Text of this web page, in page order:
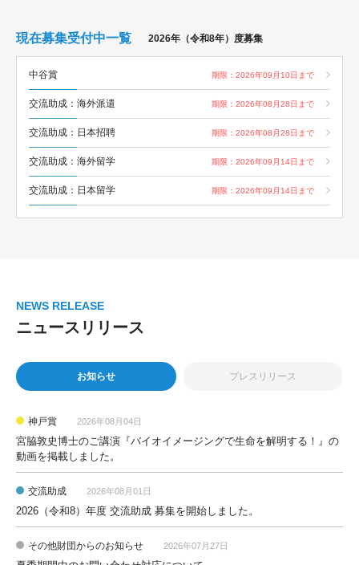
現在募集受付中一覧 2026年（令和8年）度募集
現在、募集中の助成はありません。
中谷賞 期限：2026年09月10日まで
交流助成：海外派遣 期限：2026年08月28日まで
交流助成：日本招聘 期限：2026年08月28日まで
交流助成：海外留学 期限：2026年09月14日まで
交流助成：日本留学 期限：2026年09月14日まで
NEWS RELEASE
ニュースリリース
お知らせ プレスリリース
神戸賞 2026年08月04日
宮脇敦史博士のご講演『バイオイメージングで生命を解明する！』の
動画を掲載しました。
交流助成 2026年08月01日
2026（令和8）年度 交流助成 募集を開始しました。
その他財団からのお知らせ 2026年07月27日